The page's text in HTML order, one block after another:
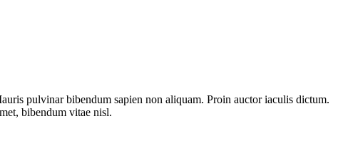
pulvinar bibendum sapien non aliquam. Proin auctor iaculis dictum.
bibendum vitae nisl.